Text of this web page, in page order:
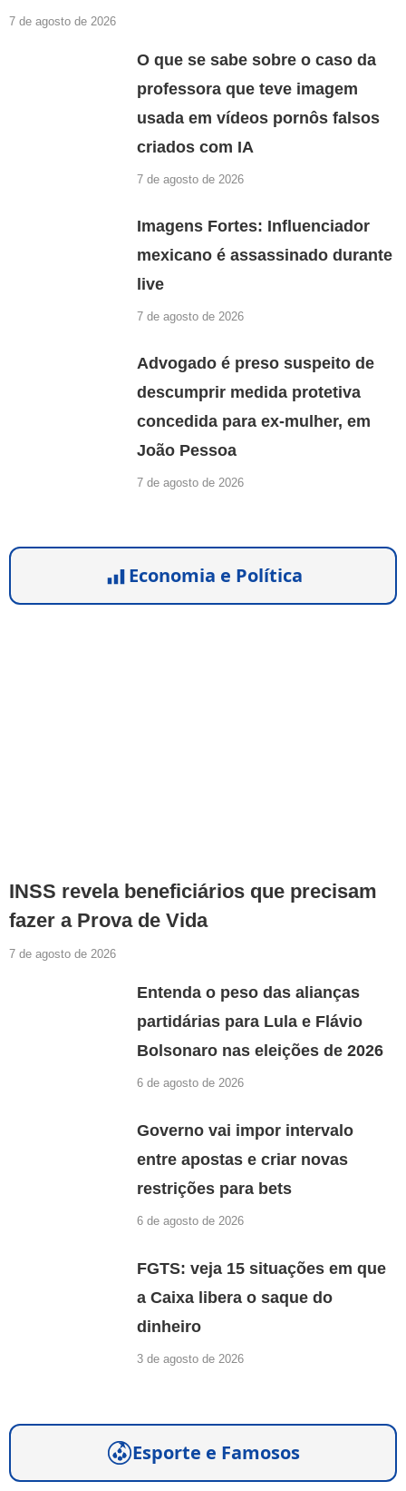
7 de agosto de 2026
O que se sabe sobre o caso da
professora que teve imagem
usada em vídeos pornôs falsos
criados com IA
7 de agosto de 2026
Imagens Fortes: Influenciador
mexicano é assassinado durante
live
7 de agosto de 2026
Advogado é preso suspeito de
descumprir medida protetiva
concedida para ex-mulher, em
João Pessoa
7 de agosto de 2026
Economia e Política
INSS revela beneficiários que precisam
fazer a Prova de Vida
7 de agosto de 2026
Entenda o peso das alianças
partidárias para Lula e Flávio
Bolsonaro nas eleições de 2026
6 de agosto de 2026
Governo vai impor intervalo
entre apostas e criar novas
restrições para bets
6 de agosto de 2026
FGTS: veja 15 situações em que
a Caixa libera o saque do
dinheiro
3 de agosto de 2026
Esporte e Famosos